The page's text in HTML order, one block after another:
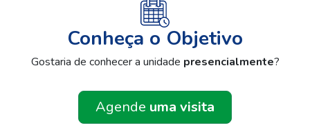
Conheça o Objetivo
Gostaria de conhecer a unidade presencialmente?
Agende uma visita